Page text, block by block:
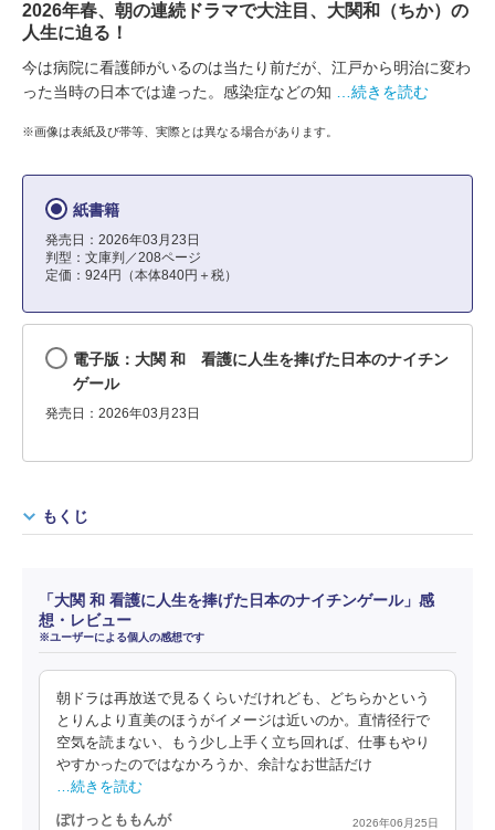
2026年春、朝の連続ドラマで大注目、大関和（ちか）の
人生に迫る！
今は病院に看護師がいるのは当たり前だが、江戸から明治に変わ
った当時の日本では違った。感染症などの知
…続きを読む
※画像は表紙及び帯等、実際とは異なる場合があります。
紙書籍
発売日：2026年03月23日
判型：文庫判／208ページ
定価：924円（本体840円＋税）
電子版：大関 和 看護に人生を捧げた日本のナイチン
ゲール
発売日：2026年03月23日
もくじ
「大関 和 看護に人生を捧げた日本のナイチンゲール」感
想・レビュー
※ユーザーによる個人の感想です
朝ドラは再放送で見るくらいだけれども、どちらかという
とりんより直美のほうがイメージは近いのか。直情径行で
空気を読まない、もう少し上手く立ち回れば、仕事もやり
やすかったのではなかろうか、余計なお世話だけ
…続きを読む
ぽけっとももんが 2026年06月25日